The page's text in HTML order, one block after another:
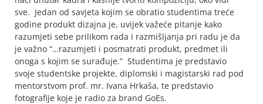
sve. Jedan od savjeta kojim se obratio studentima treće
godine produkt dizajna je, uvijek važeće pitanje kako
razumjeti sebe prilikom rada i razmišljanja pri radu je da
je važno “…razumjeti i posmatrati produkt, predmet ili
onoga s kojim se surađuje.” Studentima je predstavio
svoje studentske projekte, diplomski i magistarski rad pod
mentorstvom prof. mr. Ivana Hrkaša, te predstavio
fotografije koje je radio za brand GoEs.